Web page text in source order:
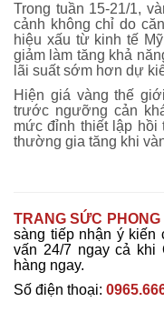
Trong tuần 15-21/1,
cảnh không chỉ do
hiệu xấu từ kinh tế
giảm làm tăng khả
lãi suất sớm hơn dự
Hiện giá vàng thế
trước ngưỡng cản
mức đỉnh thiết lập hồi
thường gia tăng khi
TRANG SỨC
sàng tiếp nhận ý kiến
vấn 24/7 ngay cả khi
hàng ngay.
Số điện thoại: